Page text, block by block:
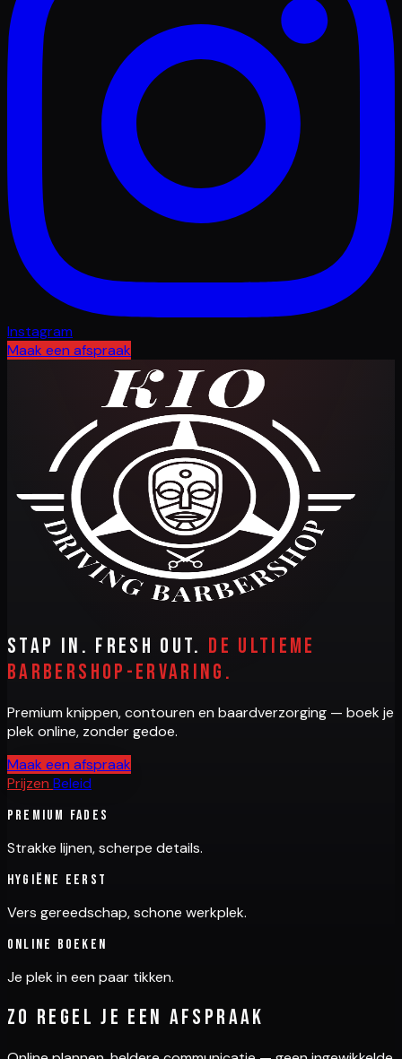
Instagram
Maak een afspraak
Stap in. Fresh out. De ultieme
barbershop-ervaring.
Premium knippen, contouren en baardverzorging — boek je
plek online, zonder gedoe.
Maak een afspraak
Prijzen Beleid
Premium fades
Strakke lijnen, scherpe details.
Hygiëne eerst
Vers gereedschap, schone werkplek.
Online boeken
Je plek in een paar tikken.
Zo regel je een afspraak